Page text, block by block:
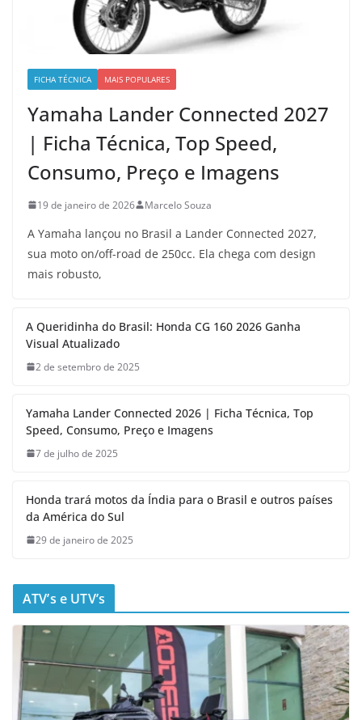
FICHA TÉCNICA MAIS POPULARES
Yamaha Lander Connected 2027
| Ficha Técnica, Top Speed,
Consumo, Preço e Imagens
19 de janeiro de 2026 Marcelo Souza
A Yamaha lançou no Brasil a Lander Connected 2027,
sua moto on/off-road de 250cc. Ela chega com design
mais robusto,
A Queridinha do Brasil: Honda CG 160 2026 Ganha
Visual Atualizado
2 de setembro de 2025
Yamaha Lander Connected 2026 | Ficha Técnica, Top
Speed, Consumo, Preço e Imagens
7 de julho de 2025
Honda trará motos da Índia para o Brasil e outros países
da América do Sul
29 de janeiro de 2025
ATV’s e UTV’s